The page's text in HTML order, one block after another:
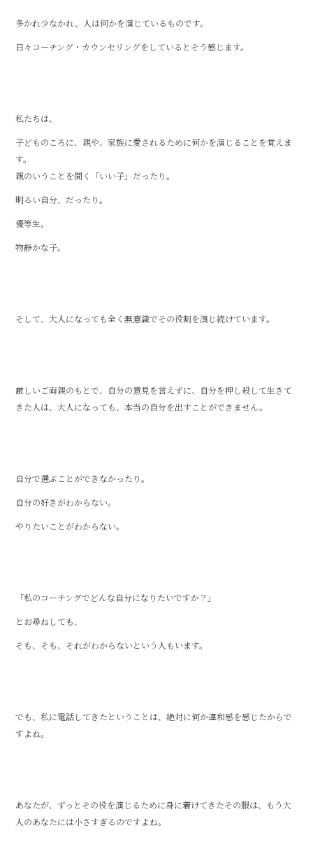
多かれ少なかれ、人は何かを演じているものです。
日々コーチング・カウンセリングをしているとそう感じます。
私たちは、
子どものころに、親や、家族に愛されるために何かを演じることを覚えま
す。
親のいうことを聞く「いい子」だったり。
明るい自分、だったり。
優等生。
物静かな子。
そして、大人になっても全く無意識でその役割を演じ続けています。
厳しいご両親のもとで、自分の意見を言えずに、自分を押し殺して生きて
きた人は、大人になっても、本当の自分を出すことができません。
自分で選ぶことができなかったり。
自分の好きがわからない。
やりたいことがわからない。
「私のコーチングでどんな自分になりたいですか？」
とお尋ねしても、
そも、そも、それがわからないという人もいます。
でも、私に電話してきたということは、絶対に何か違和感を感じたからで
すよね。
あなたが、ずっとその役を演じるために身に着けてきたその服は、もう大
人のあなたには小さすぎるのですよね。